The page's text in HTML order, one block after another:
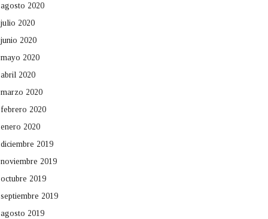
agosto 2020
julio 2020
junio 2020
mayo 2020
abril 2020
marzo 2020
febrero 2020
enero 2020
diciembre 2019
noviembre 2019
octubre 2019
septiembre 2019
agosto 2019